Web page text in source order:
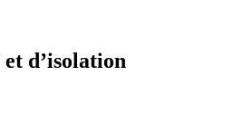
d’isolation